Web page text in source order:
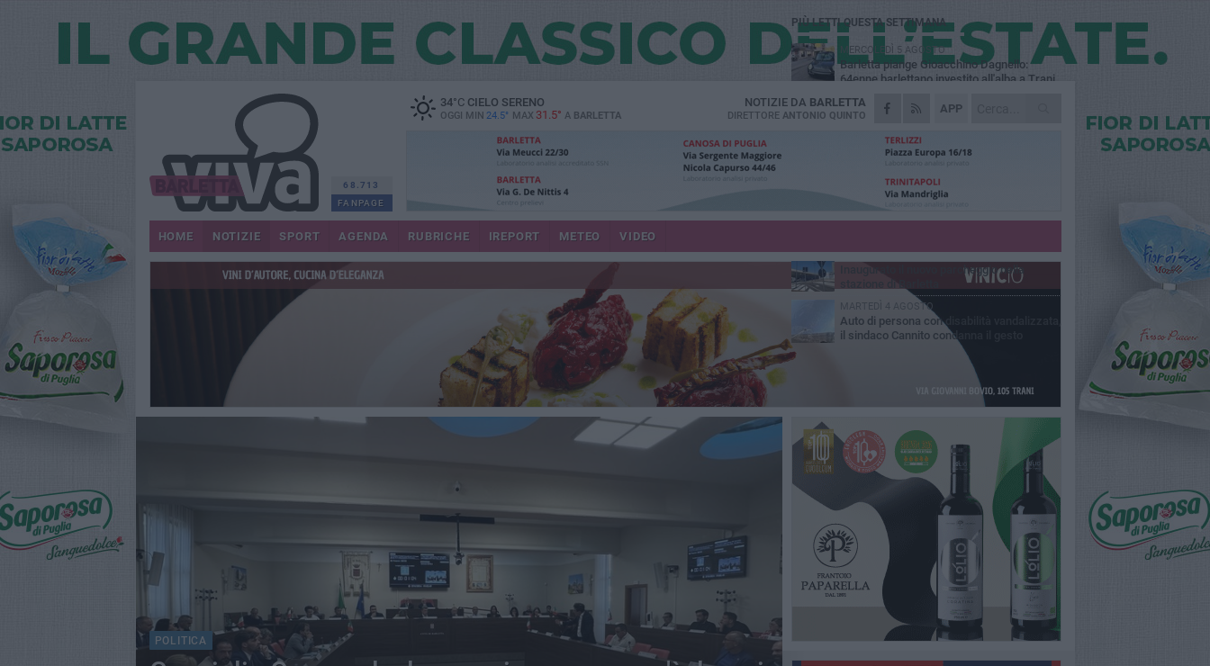
68.713
FANPAGE
34°CCIELO SERENO
OGGI MIN 24.5° MAX 31.5° A BARLETTA
APP
NOTIZIE DA BARLETTA
DIRETTORE ANTONIO QUINTO
HOME NOTIZIE SPORT AGENDA RUBRICHE IREPORT METEO VIDEO
POLITICA
PIÙ LETTI QUESTA SETTIMANA
MERCOLEDÌ 5 AGOSTO
Barletta piange Gioacchino Dagnello:
64enne barlettano investito all'alba a Trani
GIOVEDÌ 6 AGOSTO
Il ricordo di "Cecco", il benzinaio col
separavano dalla pensione»
MERCOLEDÌ 5 AGOSTO
sopralluogo nell'area dell'evento
DOMENICA 2 AGOSTO
Beni confiscati alla mafia. Nasce il servizio
VENERDÌ 31 LUGLIO
Inaugurato il nuovo parcheggio nella
MARTEDÌ 4 AGOSTO
Auto di persona con disabilità vandalizzata,
il sindaco Cannito condanna il gesto